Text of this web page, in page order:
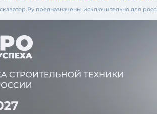
предназначены исключительно для